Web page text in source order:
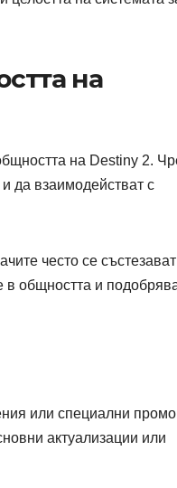
на
на Destiny 2.
да взаимодействат с
често се състезават
в общността и
или специални
актуализации или